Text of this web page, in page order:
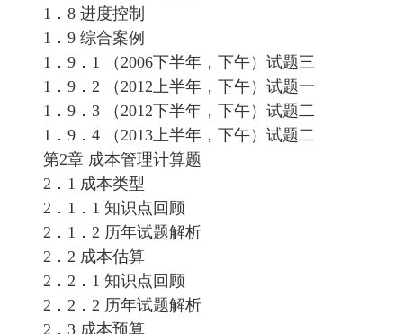
1．8 进度控制
1．9 综合案例
1．9．1 （2006下半年，下午）试题三
1．9．2 （2012上半年，下午）试题一
1．9．3 （2012下半年，下午）试题二
1．9．4 （2013上半年，下午）试题二
第2章 成本管理计算题
2．1 成本类型
2．1．1 知识点回顾
2．1．2 历年试题解析
2．2 成本估算
2．2．1 知识点回顾
2．2．2 历年试题解析
2．3 成本预算